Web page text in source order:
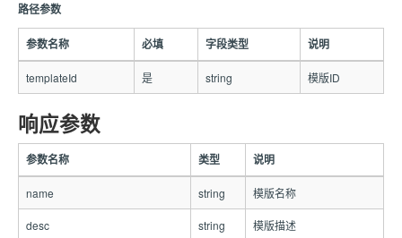
路径参数
参数名称 必填 字段类型 说明
templateId 是 string 模版ID
响应参数
参数名称 类型 说明
name string 模版名称
desc string 模版描述